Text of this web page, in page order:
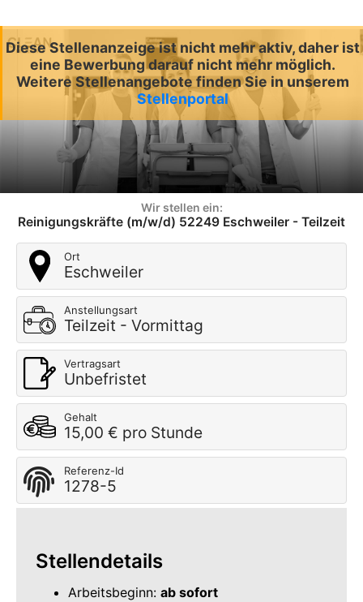
Diese Stellenanzeige ist nicht mehr aktiv, daher ist
eine Bewerbung darauf nicht mehr möglich.
Weitere Stellenangebote finden Sie in unserem
Stellenportal
Wir stellen ein:
Reinigungskräfte (m/w/d) 52249 Eschweiler - Teilzeit
Ort
Eschweiler
Anstellungsart
Teilzeit - Vormittag
Vertragsart
Unbefristet
Gehalt
15,00 € pro Stunde
Referenz-Id
1278-5
Stellendetails
Arbeitsbeginn: ab sofort